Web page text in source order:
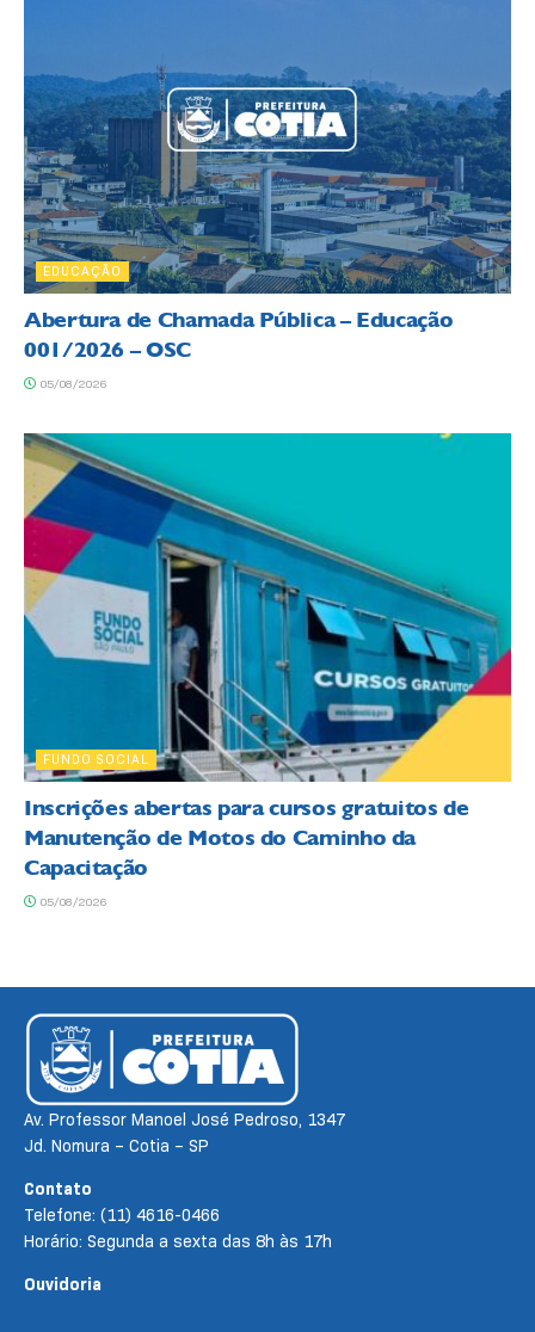
EDUCAÇÃO
Abertura de Chamada Pública – Educação
001/2026 – OSC
05/08/2026
FUNDO SOCIAL
Inscrições abertas para cursos gratuitos de
Manutenção de Motos do Caminho da
Capacitação
05/08/2026
Av. Professor Manoel José Pedroso, 1347
Jd. Nomura – Cotia – SP
Contato
Telefone: (11) 4616-0466
Horário: Segunda a sexta das 8h às 17h
Ouvidoria